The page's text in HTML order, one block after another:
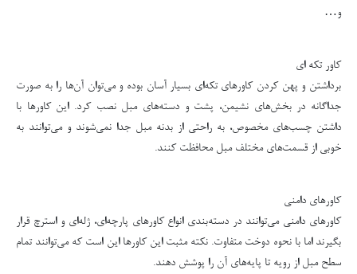
و…
کاور تکه ای
برداشتن و پهن کردن کاورهای تکه‌ای بسیار آسان بوده و می‌توان آن‌ها را به صورت
جداگانه در بخش‌های نشیمن، پشت و دسته‌های مبل نصب کرد. این کاورها با
داشتن چسب‌های مخصوص، به راحتی از بدنه مبل جدا نمی‌شوند و می‌توانند به
خوبی از قسمت‌های مختلف مبل محافظت کنند.
کاورهای دامنی
کاورهای دامنی می‌توانند در دسته‌بندی انواع کاورهای پارچه‌ای، ژله‌ای و استرچ قرار
بگیرند اما با نحوه دوخت متفاوت. نکته مثبت این کاورها این است که می‌توانند تمام
سطح مبل از رویه تا پایه‌های آن را پوشش دهند.